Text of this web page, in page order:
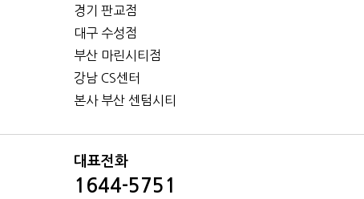
경기 판교점
대구 수성점
부산 마린시티점
강남 CS센터
본사 부산 센텀시티
대표전화
1644-5751